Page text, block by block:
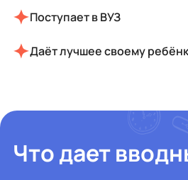
Поступает в ВУЗ
Даёт лучшее своему
Что дает